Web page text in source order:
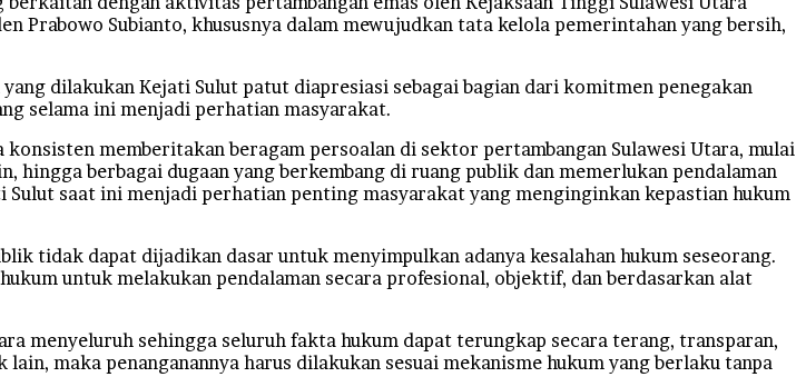
Subianto, khususnya dalam mewujudkan tata kelola pemerintahan yang bersih,
dilakukan Kejati Sulut patut diapresiasi sebagai bagian dari komitmen penegakan
selama ini menjadi perhatian masyarakat.
memberitakan beragam persoalan di sektor pertambangan Sulawesi Utara, mulai
berbagai dugaan yang berkembang di ruang publik dan memerlukan pendalaman
saat ini menjadi perhatian penting masyarakat yang menginginkan kepastian hukum
tidak dapat dijadikan dasar untuk menyimpulkan adanya kesalahan hukum seseorang.
untuk melakukan pendalaman secara profesional, objektif, dan berdasarkan alat
menyeluruh sehingga seluruh fakta hukum dapat terungkap secara terang, transparan,
maka penanganannya harus dilakukan sesuai mekanisme hukum yang berlaku tanpa